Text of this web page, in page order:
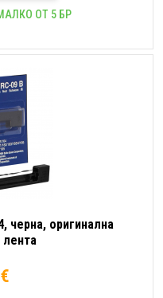
ОТ 5 БР
черна, оригинална